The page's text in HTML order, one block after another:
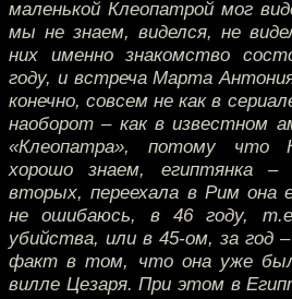
маленькой Клеопатрой мог
мы не знаем, виделся, не
них именно знакомство
году, и встреча Марта
конечно, совсем не как в
наоборот – как в известном
«Клеопатра», потому что
хорошо знаем, египтянка
вторых, переехала в Рим она
не ошибаюсь, в 46 году,
убийства, или в 45-ом, за год
факт в том, что она уже
вилле Цезаря. При этом в